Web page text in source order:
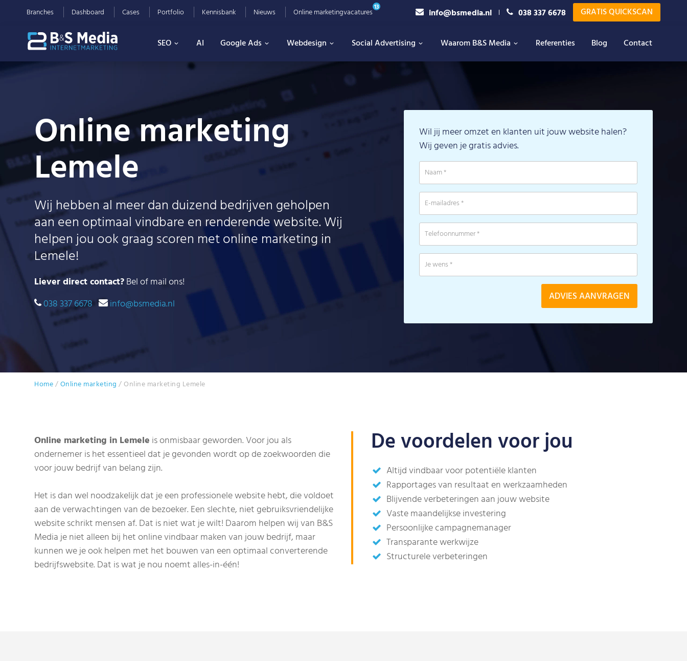
Branches Dashboard Cases Portfolio Kennisbank Nieuws Online marketingvacatures13 info@bsmedia.nl 038 337 6678 GRATIS QUICKSCAN
SEO AI Google Ads Webdesign Social Advertising Waarom B&S Media Referenties Blog Contact
Online marketing
Lemele
Wij hebben al meer dan duizend bedrijven geholpen
aan een optimaal vindbare en renderende website. Wij
helpen jou ook graag scoren met online marketing in
Lemele!
Liever direct contact?Bel of mail ons!
038 337 6678
info@bsmedia.nl
Wil jij meer omzet en klanten uit jouw website halen?
Wij geven je gratis advies.
Home/Online marketing /Online marketing Lemele
Online marketing in Lemele is onmisbaar geworden. Voor jou als
ondernemer is het essentieel dat je gevonden wordt op de zoekwoorden die
voor jouw bedrijf van belang zijn.
Het is dan wel noodzakelijk dat je een professionele website hebt, die voldoet
aan de verwachtingen van de bezoeker. Een slechte, niet gebruiksvriendelijke
website schrikt mensen af. Dat is niet wat je wilt! Daarom helpen wij van B&S
Media je niet alleen bij het online vindbaar maken van jouw bedrijf, maar
kunnen we je ook helpen met het bouwen van een optimaal converterende
bedrijfswebsite. Dat is wat je nou noemt alles-in-één!
De voordelen voor jou
Altijd vindbaar voor potentiële klanten
Rapportages van resultaat en werkzaamheden
Blijvende verbeteringen aan jouw website
Vaste maandelijkse investering
Persoonlijke campagnemanager
Transparante werkwijze
Structurele verbeteringen